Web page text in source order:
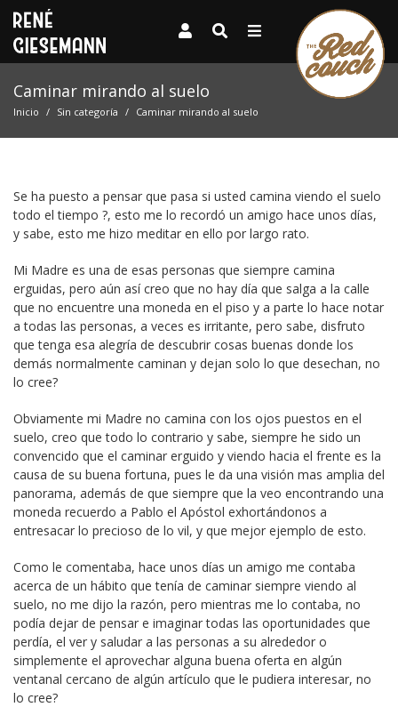
Caminar mirando al suelo
Inicio Sin categoría Caminar mirando al suelo
Se ha puesto a pensar que pasa si usted camina viendo el suelo
todo el tiempo ?, esto me lo recordó un amigo hace unos días,
y sabe, esto me hizo meditar en ello por largo rato.
Mi Madre es una de esas personas que siempre camina
erguidas, pero aún así creo que no hay día que salga a la calle
que no encuentre una moneda en el piso y a parte lo hace notar
a todas las personas, a veces es irritante, pero sabe, disfruto
que tenga esa alegría de descubrir cosas buenas donde los
demás normalmente caminan y dejan solo lo que desechan, no
lo cree?
Obviamente mi Madre no camina con los ojos puestos en el
suelo, creo que todo lo contrario y sabe, siempre he sido un
convencido que el caminar erguido y viendo hacia el frente es la
causa de su buena fortuna, pues le da una visión mas amplia del
panorama, además de que siempre que la veo encontrando una
moneda recuerdo a Pablo el Apóstol exhortándonos a
entresacar lo precioso de lo vil, y que mejor ejemplo de esto.
Como le comentaba, hace unos días un amigo me contaba
acerca de un hábito que tenía de caminar siempre viendo al
suelo, no me dijo la razón, pero mientras me lo contaba, no
podía dejar de pensar e imaginar todas las oportunidades que
perdía, el ver y saludar a las personas a su alrededor o
simplemente el aprovechar alguna buena oferta en algún
ventanal cercano de algún artículo que le pudiera interesar, no
lo cree?